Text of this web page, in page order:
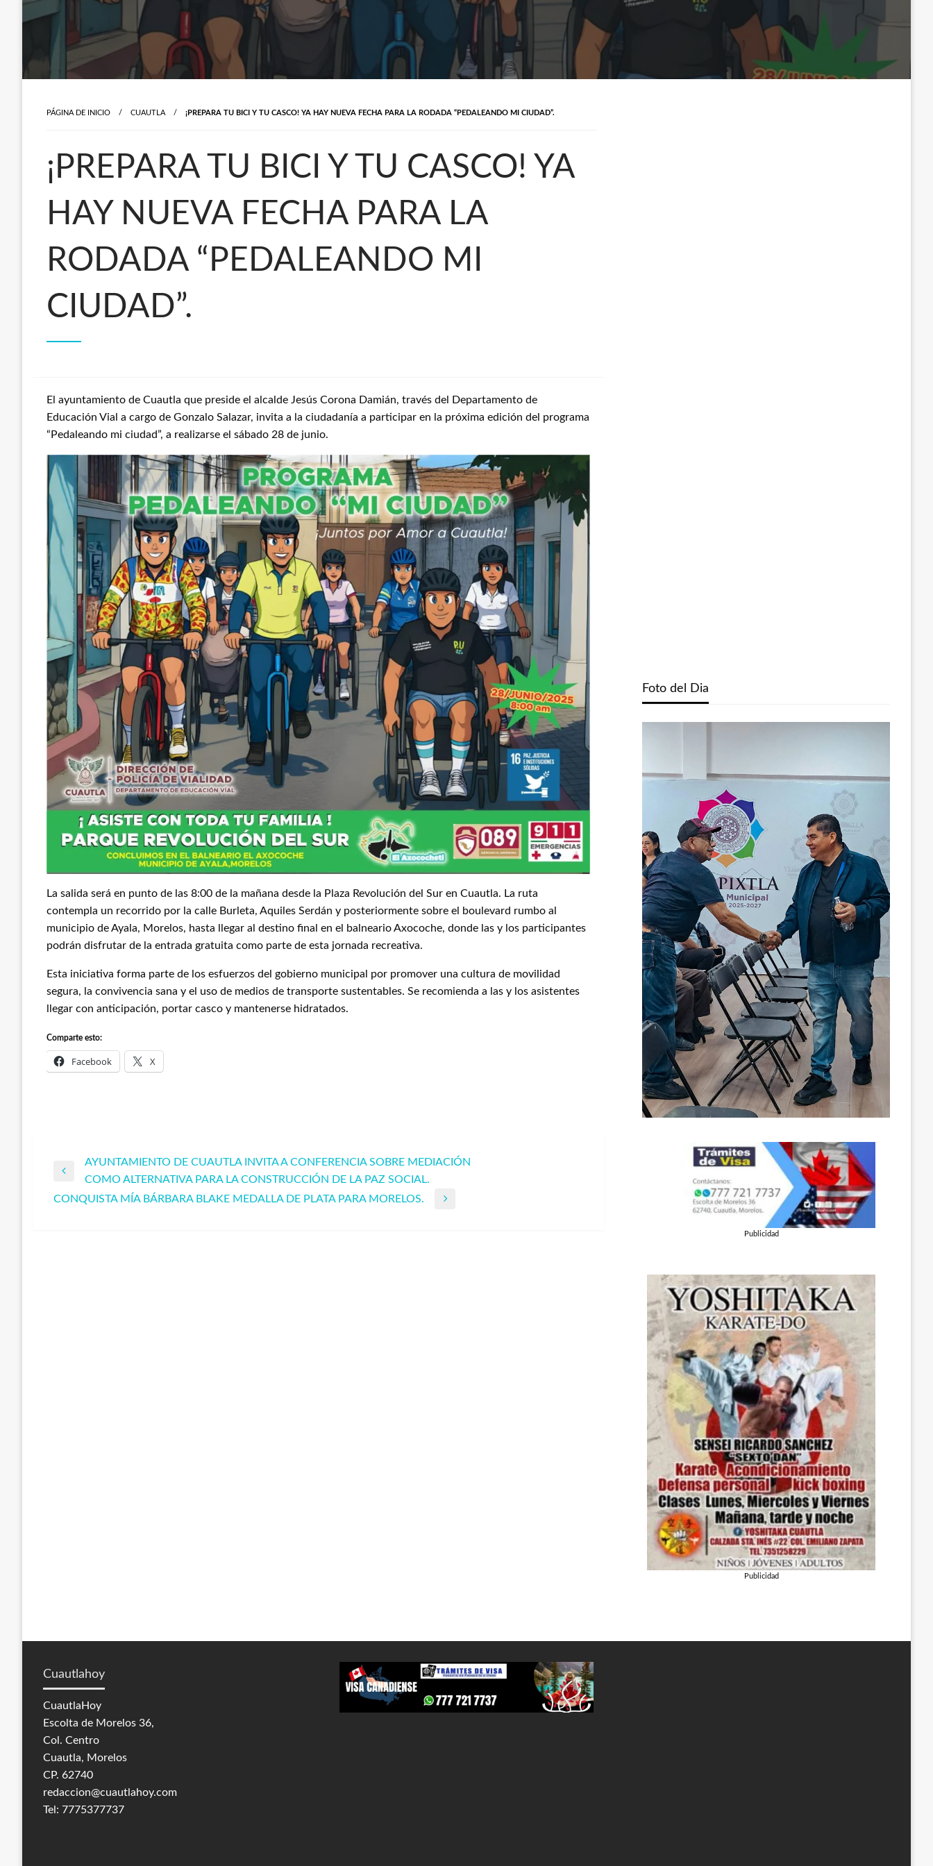
PÁGINA DE INICIO CUAUTLA ¡PREPARA TU BICI Y TU CASCO! YA HAY NUEVA FECHA PARA LA RODADA “PEDALEANDO MI CIUDAD”.
¡PREPARA TU BICI Y TU CASCO! YA
HAY NUEVA FECHA PARA LA
RODADA “PEDALEANDO MI
CIUDAD”.
El ayuntamiento de Cuautla que preside el alcalde Jesús Corona Damián, través del Departamento de
Educación Vial a cargo de Gonzalo Salazar, invita a la ciudadanía a participar en la próxima edición del programa
“Pedaleando mi ciudad”, a realizarse el sábado 28 de junio.
La salida será en punto de las 8:00 de la mañana desde la Plaza Revolución del Sur en Cuautla. La ruta
contempla un recorrido por la calle Burleta, Aquiles Serdán y posteriormente sobre el boulevard rumbo al
municipio de Ayala, Morelos, hasta llegar al destino final en el balneario Axocoche, donde las y los participantes
podrán disfrutar de la entrada gratuita como parte de esta jornada recreativa.
Esta iniciativa forma parte de los esfuerzos del gobierno municipal por promover una cultura de movilidad
segura, la convivencia sana y el uso de medios de transporte sustentables. Se recomienda a las y los asistentes
llegar con anticipación, portar casco y mantenerse hidratados.
Comparte esto:
Facebook X
Navegación
de
Entrada
anterior
AYUNTAMIENTO DE CUAUTLA INVITA A CONFERENCIA SOBRE MEDIACIÓN
COMO ALTERNATIVA PARA LA CONSTRUCCIÓN DE LA PAZ SOCIAL.
Entrada
CONQUISTA MÍA BÁRBARA BLAKE MEDALLA DE PLATA PARA MORELOS.
Foto del Dia
Publicidad
Publicidad
Cuautlahoy
CuautlaHoy
Escolta de Morelos 36,
Col. Centro
Cuautla, Morelos
CP. 62740
redaccion@cuautlahoy.com
Tel: 7775377737